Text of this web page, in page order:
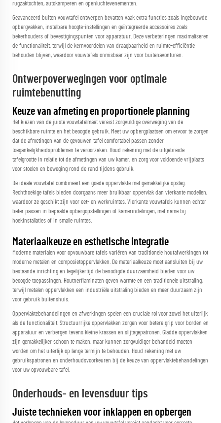
rugzaktochten, autokamperen en openluchtevenementen.
Geavanceerd buiten vouwtafel ontwerpen bevatten vaak extra functies zoals ingebouwde
opbergvakken, instelbare hoogte-instellingen en geïntegreerde accessoires zoals
bekerhouders of bevestigingspunten voor apparatuur. Deze verbeteringen maximaliseren
de functionaliteit, terwijl de kernvoordelen van draagbaarheid en ruimte-efficiëntie
behouden blijven, waardoor vouwtafels onmisbaar zijn voor buitenavonturen.
Ontwerpoverwegingen voor optimale
ruimtebenutting
Keuze van afmeting en proportionele planning
Het kiezen van de juiste vouwtafelmaat vereist zorgvuldige overweging van de
beschikbare ruimte en het beoogde gebruik. Meet uw opbergplaatsen om ervoor te zorgen
dat de afmetingen van de gevouwen tafel comfortabel passen zonder
toegankelijkheidsproblemen te veroorzaken. Houd rekening met de uitgebreide
tafelgrootte in relatie tot de afmetingen van uw kamer, en zorg voor voldoende vrijplaats
voor stoelen en beweging rond de rand tijdens gebruik.
De ideale vouwtafel combineert een goede oppervlakte met gemakkelijke opslag.
Rechthoekige tafels bieden doorgaans meer bruikbaar oppervlak dan vierkante modellen,
waardoor ze geschikt zijn voor eet- en werkruimtes. Vierkante vouwtafels kunnen echter
beter passen in bepaalde opbergopstellingen of kamerindelingen, met name bij
hoekinstallaties of in smalle ruimtes.
Materiaalkeuze en esthetische integratie
Moderne materialen voor opvouwbare tafels variëren van traditionele houtafwerkingen tot
moderne metalen en composietoppervlakken. De materiaalkeuze moet aansluiten bij uw
bestaande inrichting en tegelijkertijd de benodigde duurzaamheid bieden voor uw
beoogde toepassingen. Houtnerflaminaten geven warmte en een traditionele uitstraling,
terwijl metalen oppervlakken een industriële uitstraling bieden en meer duurzaam zijn
voor gebruik buitenshuis.
Oppervlaktebehandelingen en afwerkingen spelen een cruciale rol voor zowel het uiterlijk
als de functionaliteit. Structuurrijke oppervlakken zorgen voor betere grip voor borden en
apparatuur en verbergen tevens kleine krassen en slijtagepatronen. Gladde oppervlakken
zijn gemakkelijker schoon te maken, maar kunnen zorgvuldiger behandeld moeten
worden om het uiterlijk op lange termijn te behouden. Houd rekening met uw
gebruikspatronen en onderhoudsvoorkeuren bij de keuze van oppervlaktebehandelingen
voor uw opvouwbare tafel.
Onderhouds- en levensduur tips
Juiste technieken voor inklappen en opbergen